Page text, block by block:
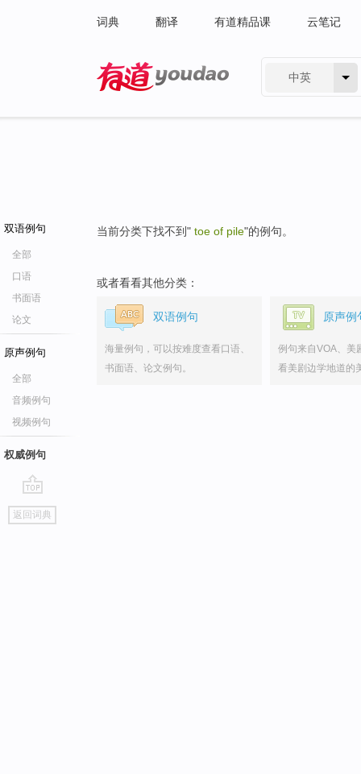
词典 翻译 有道精品课 云笔记
中英
双语例句
全部
口语
书面语
论文
原声例句
全部
音频例句
视频例句
权威例句
go
top
返回词典
当前分类下找不到" toe of pile"的例句。
或者看看其他分类：
双语例句
海量例句，可以按难度查看口语、
书面语、论文例句。
原声例
例句来自VOA、美
看美剧边学地道的